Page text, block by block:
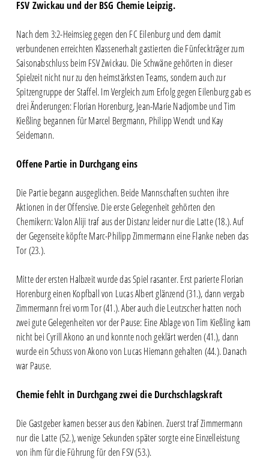
FSV Zwickau und der BSG Chemie Leipzig.
Nach dem 3:2-Heimsieg gegen den FC Eilenburg und dem damit
verbundenen erreichten Klassenerhalt gastierten die Fünfeckträger zum
Saisonabschluss beim FSV Zwickau. Die Schwäne gehörten in dieser
Spielzeit nicht nur zu den heimstärksten Teams, sondern auch zur
Spitzengruppe der Staffel. Im Vergleich zum Erfolg gegen Eilenburg gab es
drei Änderungen: Florian Horenburg, Jean-Marie Nadjombe und Tim
Kießling begannen für Marcel Bergmann, Philipp Wendt und Kay
Seidemann.
Offene Partie in Durchgang eins
Die Partie begann ausgeglichen. Beide Mannschaften suchten ihre
Aktionen in der Offensive. Die erste Gelegenheit gehörten den
Chemikern: Valon Aliji traf aus der Distanz leider nur die Latte (18.). Auf
der Gegenseite köpfte Marc-Philipp Zimmermann eine Flanke neben das
Tor (23.).
Mitte der ersten Halbzeit wurde das Spiel rasanter. Erst parierte Florian
Horenburg einen Kopfball von Lucas Albert glänzend (31.), dann vergab
Zimmermann frei vorm Tor (41.). Aber auch die Leutzscher hatten noch
zwei gute Gelegenheiten vor der Pause: Eine Ablage von Tim Kießling kam
nicht bei Cyrill Akono an und konnte noch geklärt werden (41.), dann
wurde ein Schuss von Akono von Lucas Hiemann gehalten (44.). Danach
war Pause.
Chemie fehlt in Durchgang zwei die Durchschlagskraft
Die Gastgeber kamen besser aus den Kabinen. Zuerst traf Zimmermann
nur die Latte (52.), wenige Sekunden später sorgte eine Einzelleistung
von ihm für die Führung für den FSV (53.).